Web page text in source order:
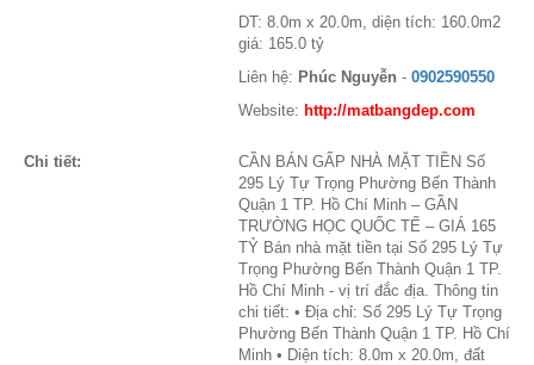
DT: 8.0m x 20.0m, diện tích: 160.0m2
giá: 165.0 tỷ
Liên hệ: Phúc Nguyễn - 0902590550
Website: http://matbangdep.com
Chi tiết:
CẦN BÁN GẤP NHÀ MẶT TIỀN Số
295 Lý Tự Trọng Phường Bến Thành
Quận 1 TP. Hồ Chí Minh – GẦN
TRƯỜNG HỌC QUỐC TẾ – GIÁ 165
TỶ Bán nhà mặt tiền tại Số 295 Lý Tự
Trọng Phường Bến Thành Quận 1 TP.
Hồ Chí Minh - vị trí đắc địa. Thông tin
chi tiết: • Địa chỉ: Số 295 Lý Tự Trọng
Phường Bến Thành Quận 1 TP. Hồ Chí
Minh • Diện tích: 8.0m x 20.0m, đất